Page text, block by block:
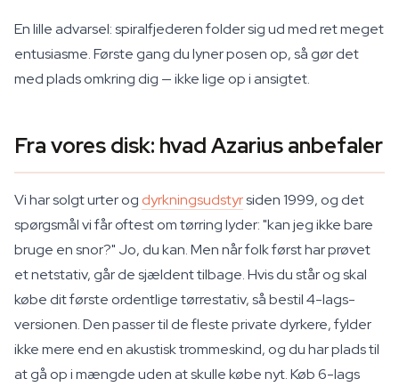
En lille advarsel: spiralfjederen folder sig ud med ret meget
entusiasme. Første gang du lyner posen op, så gør det
med plads omkring dig — ikke lige op i ansigtet.
Fra vores disk: hvad Azarius anbefaler
Vi har solgt urter og dyrkningsudstyrsiden 1999, og det
spørgsmål vi får oftest om tørring lyder: "kan jeg ikke bare
bruge en snor?" Jo, du kan. Men når folk først har prøvet
et netstativ, går de sjældent tilbage. Hvis du står og skal
købe dit første ordentlige tørrestativ, så bestil 4-lags-
versionen. Den passer til de fleste private dyrkere, fylder
ikke mere end en akustisk trommeskind, og du har plads til
at gå op i mængde uden at skulle købe nyt. Køb 6-lags